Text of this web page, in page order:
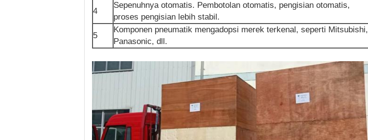
4
Sepenuhnya otomatis. Pembotolan otomatis, pengisian otomatis,
proses pengisian lebih stabil.
5
Komponen pneumatik mengadopsi merek terkenal, seperti Mitsubishi,
Panasonic, dll.